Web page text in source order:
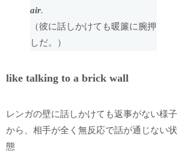
air.
（彼に話しかけても暖簾に腕押
しだ。）
like talking to a brick wall
レンガの壁に話しかけても返事がない様子
から、相手が全く無反応で話が通じない状
態